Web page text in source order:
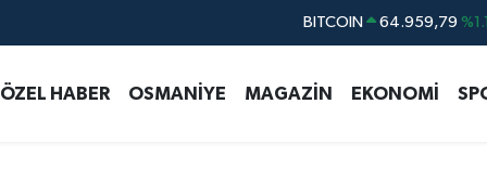
DOLAR 47,7436
STERLİN 64,4811
ÖZEL HABER OSMANİYE MAGAZİN EKONOMİ